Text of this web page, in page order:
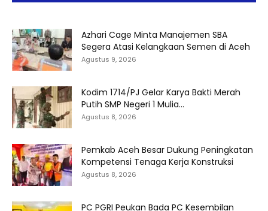
Azhari Cage Minta Manajemen SBA
Segera Atasi Kelangkaan Semen di Aceh
Agustus 9, 2026
Kodim 1714/PJ Gelar Karya Bakti Merah
Putih SMP Negeri 1 Mulia...
Agustus 8, 2026
Pemkab Aceh Besar Dukung Peningkatan
Kompetensi Tenaga Kerja Konstruksi
Agustus 8, 2026
PC PGRI Peukan Bada PC Kesembilan